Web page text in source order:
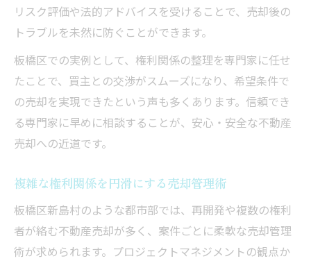
リスク評価や法的アドバイスを受けることで、売却後の
トラブルを未然に防ぐことができます。
板橋区での実例として、権利関係の整理を専門家に任せ
たことで、買主との交渉がスムーズになり、希望条件で
の売却を実現できたという声も多くあります。信頼でき
る専門家に早めに相談することが、安心・安全な不動産
売却への近道です。
複雑な権利関係を円滑にする売却管理術
板橋区新島村のような都市部では、再開発や複数の権利
者が絡む不動産売却が多く、案件ごとに柔軟な売却管理
術が求められます。プロジェクトマネジメントの観点か